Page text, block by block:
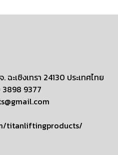
ฉะเชิงเทรา 24130 ประเทศไทย
3898 9377
titanliftingproducts/